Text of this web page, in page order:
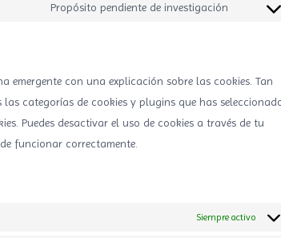
Propósito pendiente de investigación
Consent
varios
emergente con una explicación sobre las cookies. Tan
categorías de cookies y plugins que has
Puedes desactivar el uso de cookies a través de tu
funcionar correctamente.
Siempre activo